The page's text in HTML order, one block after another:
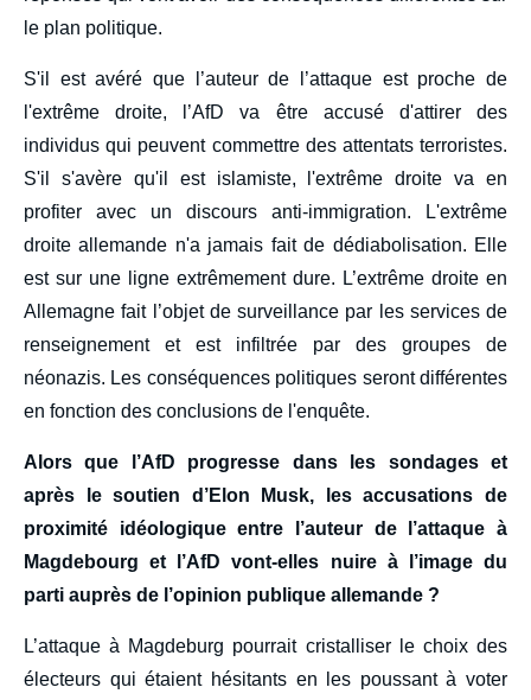
le plan politique.
S'il est avéré que l’auteur de l’attaque est proche de
l'extrême droite, l’AfD va être accusé d'attirer des
individus qui peuvent commettre des attentats terroristes.
S'il s'avère qu'il est islamiste, l'extrême droite va en
profiter avec un discours anti-immigration. L'extrême
droite allemande n'a jamais fait de dédiabolisation. Elle
est sur une ligne extrêmement dure. L’extrême droite en
Allemagne fait l’objet de surveillance par les services de
renseignement et est infiltrée par des groupes de
néonazis. Les conséquences politiques seront différentes
en fonction des conclusions de l'enquête.
Alors que l’AfD progresse dans les sondages et
après le soutien d’Elon Musk, les accusations de
proximité idéologique entre l’auteur de l’attaque à
Magdebourg et l’AfD vont-elles nuire à l’image du
parti auprès de l’opinion publique allemande ?
L’attaque à Magdeburg pourrait cristalliser le choix des
électeurs qui étaient hésitants en les poussant à voter